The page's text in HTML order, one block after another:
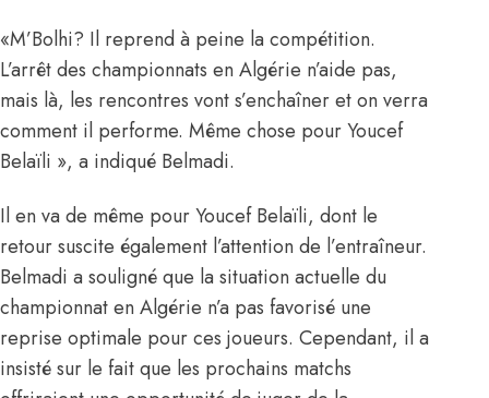
«M’Bolhi? Il reprend à peine la compétition.
L’arrêt des championnats en Algérie n’aide pas,
mais là, les rencontres vont s’enchaîner et on verra
comment il performe. Même chose pourYoucef
Belaïli », a indiqué Belmadi.
Il en va de même pour Youcef Belaïli, dont le
retour suscite également l’attention de l’entraîneur.
Belmadi a souligné que la situation actuelle du
championnat en Algérie n’a pas favorisé une
reprise optimale pour ces joueurs. Cependant, il a
insisté sur le fait que les prochains matchs